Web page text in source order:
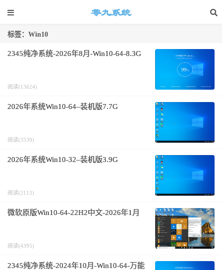
标签：Win10
2345纯净系统-2026年8月-Win10-64-8.3G
阅读(13624)
2026年系统Win10-64–装机版7.7G
阅读(3539)
2026年系统Win10-32–装机版3.9G
阅读(2113)
微软原版Win10-64-22H2中文-2026年1月
阅读(4395)
2345纯净系统-2024年10月-Win10-64-万能